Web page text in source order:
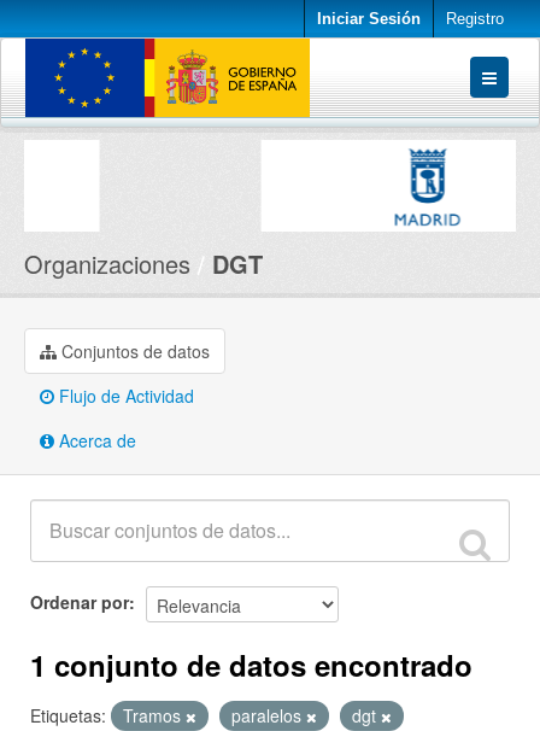
Iniciar Sesión Registro
Conjuntos de datos
Organizaciones DGT
Conjuntos de datos
Flujo de Actividad
Acerca de
Ordenar por
1 conjunto de datos encontrado
Etiquetas: Tramos paralelos
dgt